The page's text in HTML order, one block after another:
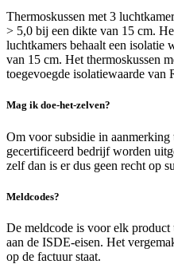
Thermoskussen met 3
> 5,0 bij een dikte van 15 cm.
luchtkamers behaalt een isolatie
van 15 cm. Het thermoskussen
toegevoegde isolatiewaarde
Mag ik doe-het-zelven?
Om voor subsidie in aanmerking
gecertificeerd bedrijf worden
zelf dan is er dus geen recht op
Meldcodes?
De meldcode is voor elk product
aan de ISDE-eisen. Het
op de factuur staat.